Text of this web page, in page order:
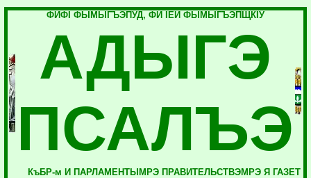
ФИФI ФЫМЫГЪЭПУД, ФИ IЕЙ ФЫМЫГЪЭПЩКIУ
АДЫГЭ
ПСАЛЪЭ
КъБР-м И ПАРЛАМЕНТЫМРЭ ПРАВИТЕЛЬСТВЭМРЭ Я ГАЗЕТ